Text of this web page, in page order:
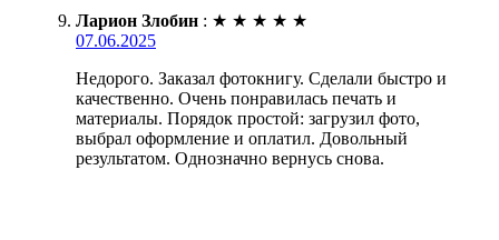
Ларион Злобин : ★ ★ ★ ★ ★
07.06.2025
Недорого. Заказал фотокнигу. Сделали быстро и
качественно. Очень понравилась печать и
материалы. Порядок простой: загрузил фото,
выбрал оформление и оплатил. Довольный
результатом. Однозначно вернусь снова.